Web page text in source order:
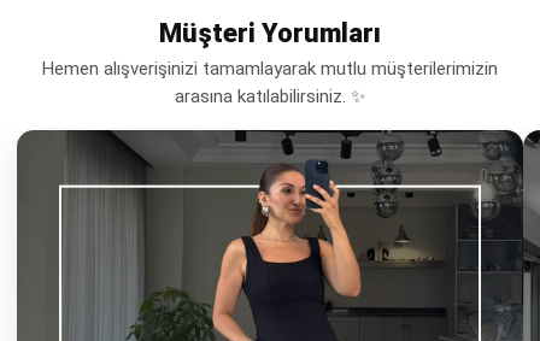
Müşteri Yorumları
Hemen alışverişinizi tamamlayarak mutlu müşterilerimizin
arasına katılabilirsiniz. ✨